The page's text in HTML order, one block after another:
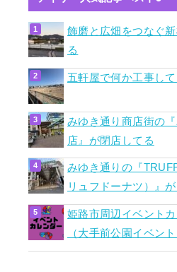
飾磨と広畑をつなぐ
る
五軒屋で何か工事して
みゆき通り商店街の
店』が閉店してる
みゆき通りの『
リュフドーナツ）』
姫路市周辺イベント
（大手前公園イベント